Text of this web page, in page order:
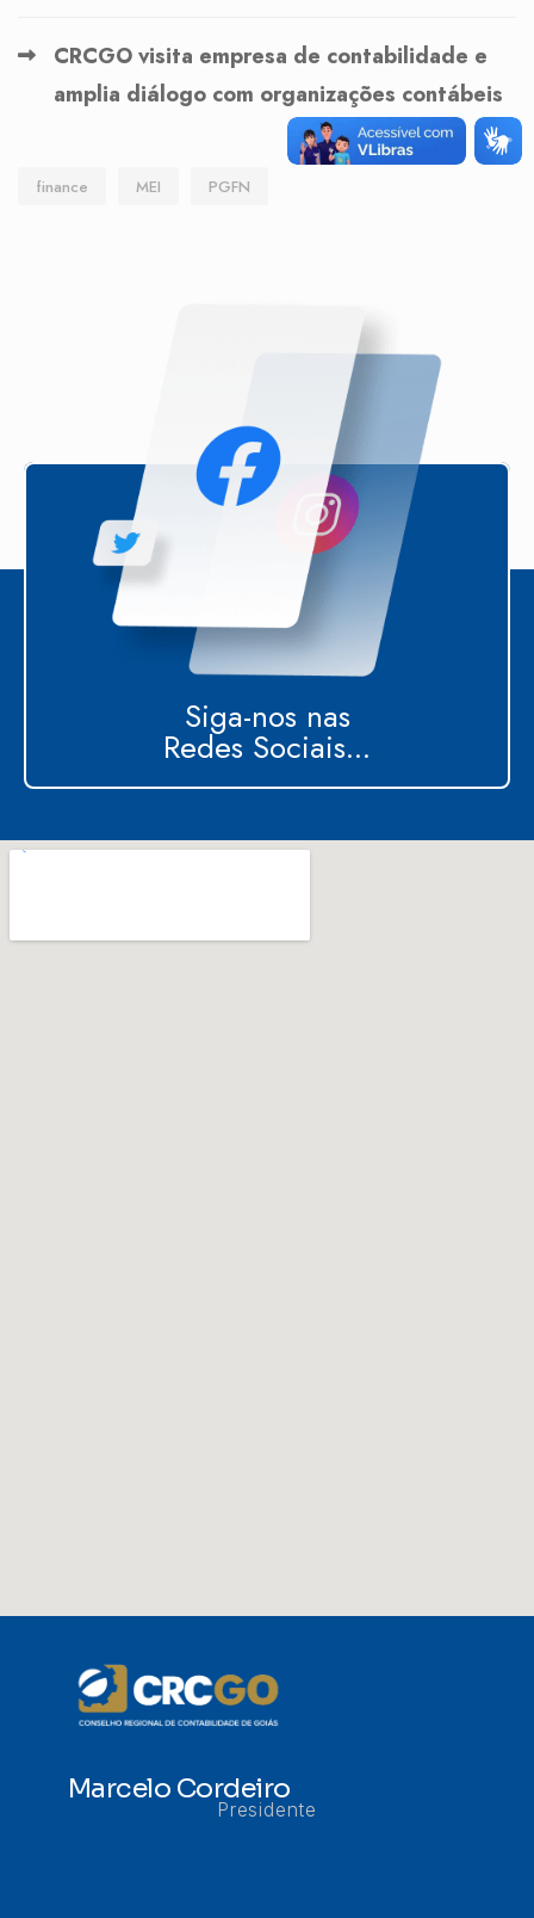
CRCGO visita empresa de contabilidade e
amplia diálogo com organizações contábeis
finance MEI PGFN
Siga-nos nas
Redes Sociais...
Marcelo Cordeiro
Presidente